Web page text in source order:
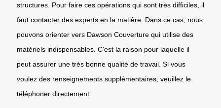
structures. Pour faire ces opérations qui sont très difficiles, il
faut contacter des experts en la matière. Dans ce cas, nous
pouvons orienter vers Dawson Couverture qui utilise des
matériels indispensables. C'est la raison pour laquelle il
peut assurer une très bonne qualité de travail. Si vous
voulez des renseignements supplémentaires, veuillez le
téléphoner directement.